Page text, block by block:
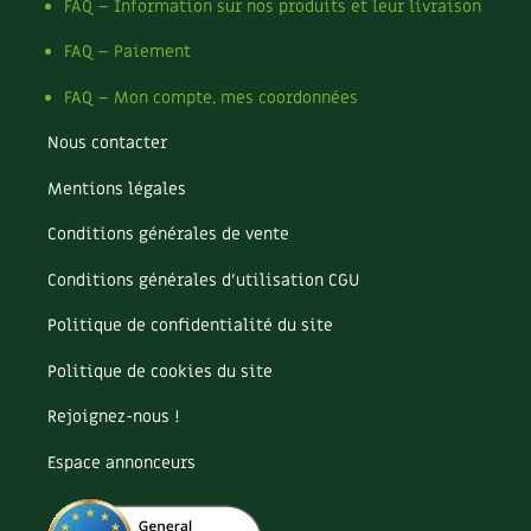
Soins et cosmétiques au naturel
Protéger la nature
Autonomie
Enfants
Archives
FAQ – Information sur nos produits et leur livraison
FAQ – Paiement
FAQ – Mon compte, mes coordonnées
Nous contacter
Mentions légales
Conditions générales de vente
Conditions générales d’utilisation CGU
Politique de confidentialité du site
Politique de cookies du site
Rejoignez-nous !
Espace annonceurs